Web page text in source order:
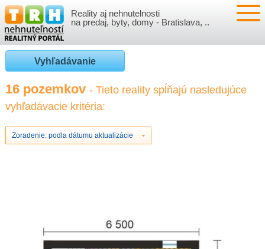
Reality aj nehnutelnosti
na predaj, byty, domy - Bratislava, ..
NEHNUTEĽNOSTI
BYTY
NOVOSTAVBY
NEBYTOVÉ PRIESTORY
VLOŽIŤ NEHNUTEĽNOSTI
PRIHLÁSENIE
REGISTRÁCIA
VÝVOJ CIEN REALÍT
ČLÁNKY O REALITÁCH
Vyhľadávanie
16 pozemkov - Tieto reality spĺňajú nasledujúce
vyhľadávacie kritéria:
Zoradenie: podla dátumu aktualizácie